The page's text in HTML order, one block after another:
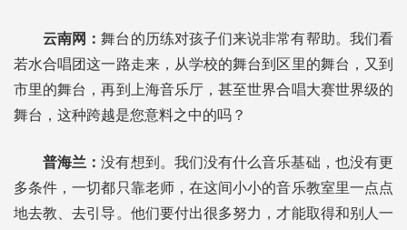
云南网：舞台的历练对孩子们来说非常有帮助。我们看
若水合唱团这一路走来，从学校的舞台到区里的舞台，又到
市里的舞台，再到上海音乐厅，甚至世界合唱大赛世界级的
舞台，这种跨越是您意料之中的吗？
普海兰：没有想到。我们没有什么音乐基础，也没有更
多条件，一切都只靠老师，在这间小小的音乐教室里一点点
地去教、去引导。他们要付出很多努力，才能取得和别人一